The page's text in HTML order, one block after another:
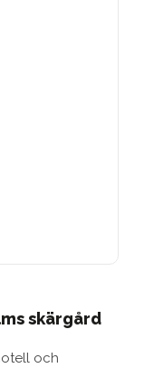
skärgård
och